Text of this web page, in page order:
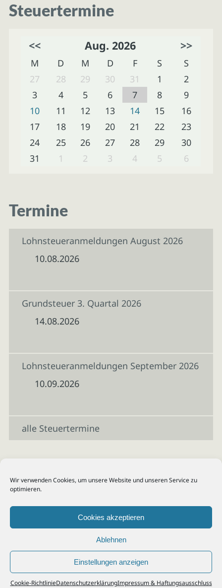
Wir verwenden Cookies, um unsere Website und unseren Service zu
optimieren.
Cookies akzeptieren
Ablehnen
Einstellungen anzeigen
Cookie-RichtlinieDatenschutzerklärungImpressum & Haftungsausschluss
Steuertermine
<< Aug. 2026 >>
M D M D F S
S
27
28 29 30 31 1
2
3
4 5 6 7 8
9
10
11 12 13 14 15
16
17
18 19 20 21 22
23
24
25 26 27 28 29
30
31
1 2 3 4 5 6
Termine
Lohnsteueranmeldungen August 2026
10.08.2026
Grundsteuer 3. Quartal 2026
14.08.2026
Lohnsteueranmeldungen September 2026
10.09.2026
alle Steuertermine
© 2026Steuerberater Kempf, Köln - Steuerberatung Poll, Porz, Deutz, Mülheim,